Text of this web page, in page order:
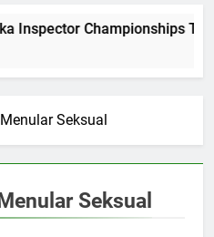
Inspector Championships
Seksual
Seksual